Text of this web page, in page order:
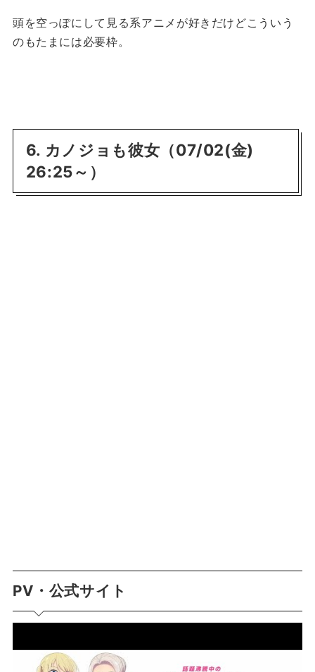
頭を空っぽにして見る系アニメが好きだけどこういう
のもたまには必要枠。
6. カノジョも彼女（07/02(金)
26:25～）
PV・公式サイト